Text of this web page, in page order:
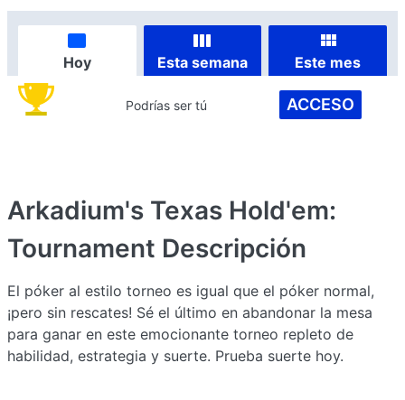
Hoy Esta semana Este mes
Podrías ser tú ACCESO
Arkadium's Texas Hold'em:
Tournament Descripción
El póker al estilo torneo es igual que el póker normal,
¡pero sin rescates! Sé el último en abandonar la mesa
para ganar en este emocionante torneo repleto de
habilidad, estrategia y suerte. Prueba suerte hoy.